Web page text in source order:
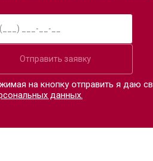
датчика мутности
датчика соли
Отправить заявку
на кнопку отправить я даю
данных.